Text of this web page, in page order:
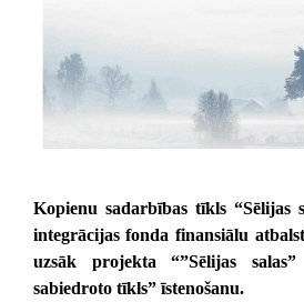
Kopienu sadarbības tīkls “Sēlijas
integrācijas fonda finansiālu
uzsāk projekta “”Sēlijas
sabiedroto tīkls” īstenošanu.